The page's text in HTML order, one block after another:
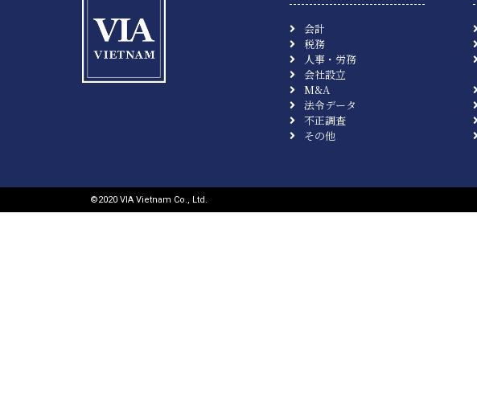
会計
税務
人事・労務
会社設立
M&A
法令データ
不正調査
その他
©︎2020 VIA Vietnam Co., Ltd.